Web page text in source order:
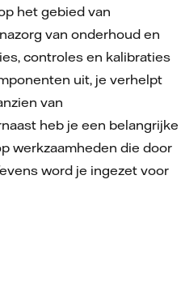
het gebied van
van onderhoud en
controles en kalibraties
uit, je verhelpt
van
heb je een belangrijke
werkzaamheden die door
word je ingezet voor